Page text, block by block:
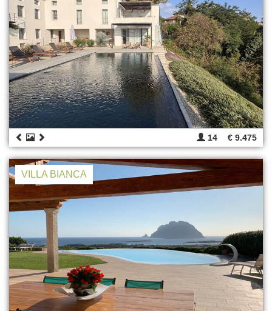
14 € 9.475
VILLA BIANCA